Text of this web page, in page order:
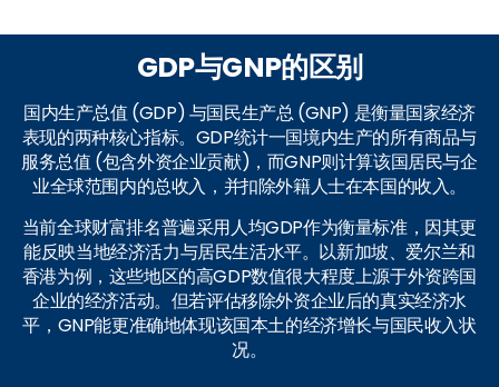
GDP与GNP的区别
国内生产总值 (GDP) 与国民生产总 (GNP) 是衡量国家经济
表现的两种核心指标。GDP统计一国境内生产的所有商品与
服务总值 (包含外资企业贡献)，而GNP则计算该国居民与企
业全球范围内的总收入，并扣除外籍人士在本国的收入。
当前全球财富排名普遍采用人均GDP作为衡量标准，因其更
能反映当地经济活力与居民生活水平。以新加坡、爱尔兰和
香港为例，这些地区的高GDP数值很大程度上源于外资跨国
企业的经济活动。但若评估移除外资企业后的真实经济水
平，GNP能更准确地体现该国本土的经济增长与国民收入状
况。